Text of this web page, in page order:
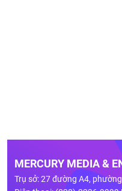
MERCURY MEDIA &
Trụ sở: 27 đường A4,